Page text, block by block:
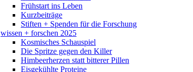
Frühstart ins Leben
Kurzbeiträge
Stiften + Spenden für die Forschung
wissen + forschen 2025
Kosmisches Schauspiel
Die Spritze gegen den Killer
Himbeerherzen statt bitterer Pillen
Eisgekühlte Proteine